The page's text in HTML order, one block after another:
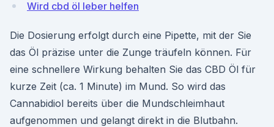
Wird cbd öl leber helfen
Die Dosierung erfolgt durch eine Pipette, mit der Sie
das Öl präzise unter die Zunge träufeln können. Für
eine schnellere Wirkung behalten Sie das CBD Öl für
kurze Zeit (ca. 1 Minute) im Mund. So wird das
Cannabidiol bereits über die Mundschleimhaut
aufgenommen und gelangt direkt in die Blutbahn.